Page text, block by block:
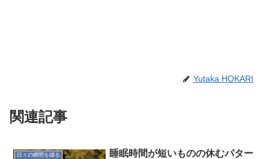
Yutaka HOKARI
関連記事
日々の瞬間を綴る
睡眠時間が短いものの休むパター